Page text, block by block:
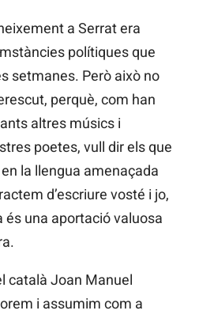
a Serrat era
polítiques que
setmanes. Però això no
perquè, com han
altres músics i
poetes, vull dir els que
la llengua amenaçada
d’escriure vosté i jo,
és una aportació valuosa
català Joan Manuel
i assumim com a